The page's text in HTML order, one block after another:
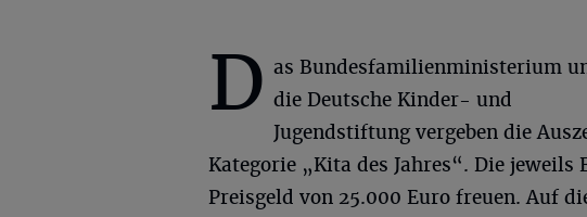
D as Bundesfamilienministerium
die Deutsche Kinder- und
Jugendstiftung vergeben die
Kategorie „Kita des Jahres“. Die
Preisgeld von 25.000 Euro freuen. Auf